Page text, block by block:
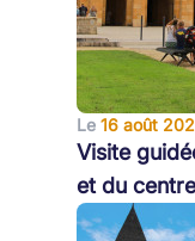
Le 16 août
Visite
et du